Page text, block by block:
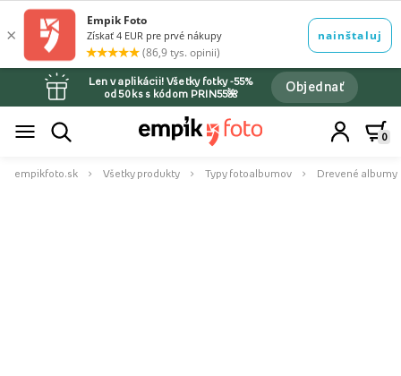
Len v aplikácii! Všetky fotky -55%
od 50 ks s kódom PRIN55🌺
Objednať
0
empikfoto.sk Všetky produkty Typy fotoalbumov Drevené albumy